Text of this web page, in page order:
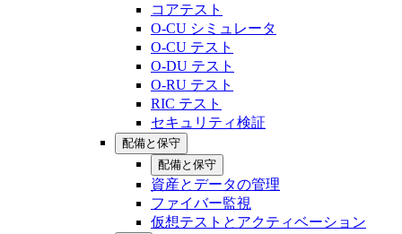
コアテスト
O-CU シミュレータ
O-CU テスト
O-DU テスト
O-RU テスト
RIC テスト
セキュリティ検証
配備と保守
配備と保守
資産とデータの管理
ファイバー監視
仮想テストとアクティベーション